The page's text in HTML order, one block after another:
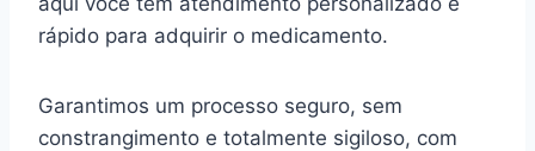
rápido para adquirir o medicamento.
Garantimos um processo seguro, sem
constrangimento e totalmente sigiloso, com